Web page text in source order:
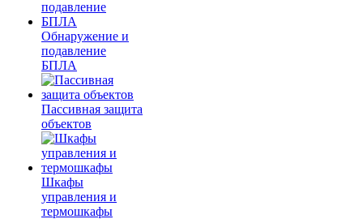
Обнаружение и
подавление
БПЛА
Пассивная защита
объектов
Шкафы
управления и
термошкафы